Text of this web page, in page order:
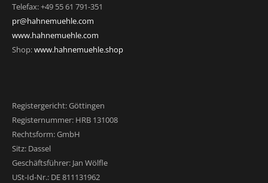
Telefax: +49 55 61 791-351
pr@hahnemuehle.com
www.hahnemuehle.com
Shop:www.hahnemuehle.shop
Registergericht: Göttingen
Registernummer: HRB 131008
Rechtsform: GmbH
Sitz: Dassel
Geschäftsführer: Jan Wölfle
USt-Id-Nr.: DE 811131962